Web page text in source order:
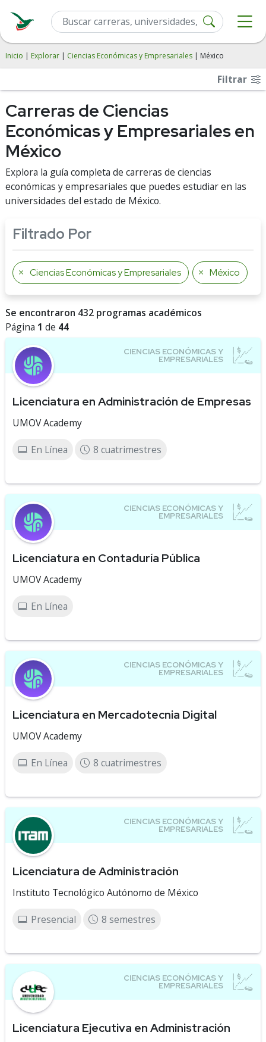
Inicio | Explorar | Ciencias Económicas y Empresariales | México
Filtrar
Carreras de Ciencias
Económicas y Empresariales en
México
Explora la guía completa de carreras de ciencias
económicas y empresariales que puedes estudiar en las
universidades del estado de México.
Filtrado Por
Ciencias Económicas y Empresariales México
Se encontraron 432 programas académicos
Página 1 de 44
Licenciatura en Administración de Empresas
UMOV Academy
En Línea 8 cuatrimestres
Licenciatura en Contaduría Pública
UMOV Academy
En Línea
Licenciatura en Mercadotecnia Digital
UMOV Academy
En Línea 8 cuatrimestres
Licenciatura de Administración
Instituto Tecnológico Autónomo de México
Presencial 8 semestres
Licenciatura Ejecutiva en Administración